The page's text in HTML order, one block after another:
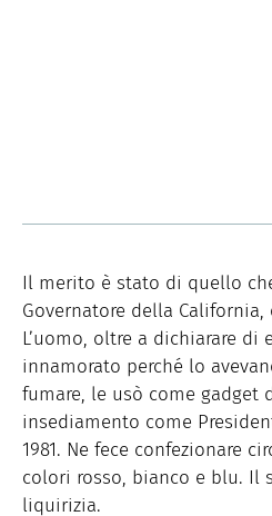
Il merito è stato di quello
Governatore della California,
L’uomo, oltre a dichiarare di
innamorato perché lo
fumare, le usò come gadget
insediamento come
1981. Ne fece confezionare
colori rosso, bianco e blu. Il
liquirizia.